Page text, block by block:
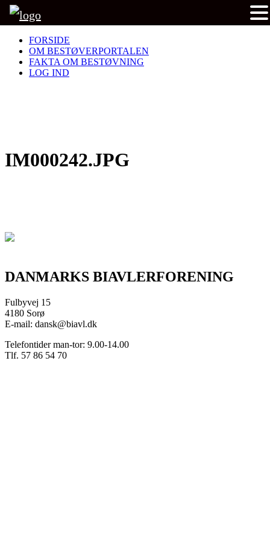
FORSIDE
OM BESTØVERPORTALEN
FAKTA OM BESTØVNING
LOG IND
IM000242.JPG
DANMARKS BIAVLERFORENING
Fulbyvej 15
4180 Sorø
E-mail: dansk@biavl.dk
Telefontider man-tor: 9.00-14.00
Tlf. 57 86 54 70